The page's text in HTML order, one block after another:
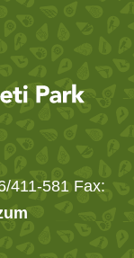
411-581 Fax: